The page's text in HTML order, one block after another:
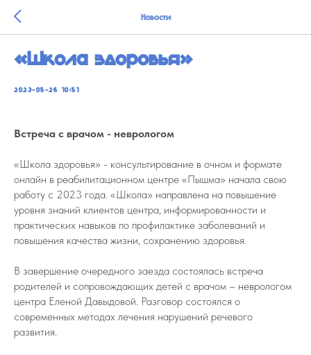
Новости
«Школа здоровья»
2023-05-26 10:51
Встреча с врачом - неврологом
«Школа здоровья» - консультирование в очном и формате
онлайн в реабилитационном центре «Пышма» начала свою
работу с 2023 года. «Школа» направлена на повышение
уровня знаний клиентов центра, информированности и
практических навыков по профилактике заболеваний и
повышения качества жизни, сохранению здоровья.
В завершение очередного заезда состоялась встреча
родителей и сопровождающих детей с врачом – неврологом
центра Еленой Давыдовой. Разговор состоялся о
современных методах лечения нарушений речевого
развития.